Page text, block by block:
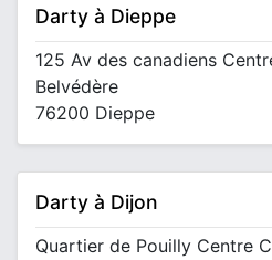
Darty à Dieppe
125 Av des canadiens
Belvédère
76200 Dieppe
Darty à Dijon
Quartier de Pouilly Centre